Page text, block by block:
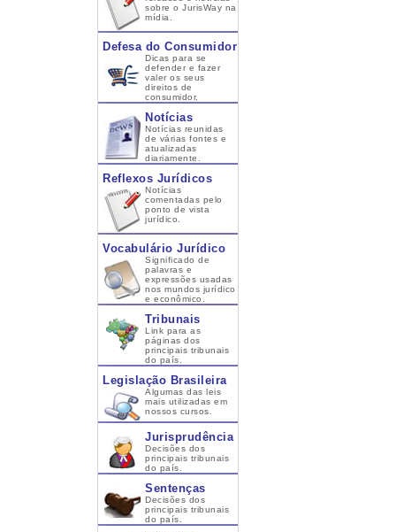
sobre o JurisWay na
mídia.
Defesa do Consumidor
Dicas para se
defender e fazer
valer os seus
direitos de
consumidor.
Notícias
Notícias reunidas
de várias fontes e
atualizadas
diariamente.
Reflexos Jurídicos
Notícias
comentadas pelo
ponto de vista
jurídico.
Vocabulário Jurídico
Significado de
palavras e
expressões usadas
nos mundos jurídico
e econômico.
Tribunais
Link para as
páginas dos
principais tribunais
do país.
Legislação Brasileira
Algumas das leis
mais utilizadas em
nossos cursos.
Jurisprudência
Decisões dos
principais tribunais
do país.
Sentenças
Decisões dos
principais tribunais
do país.